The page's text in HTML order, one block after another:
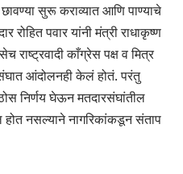
छावण्या सुरू कराव्यात आणि पाण्याचे
पवार यांनी मंत्री राधाकृष्ण
राष्ट्रवादी काँग्रेस पक्ष व मित्र
आंदोलनही केलं होतं. परंतु
निर्णय घेऊन मतदारसंघांतील
होत नसल्याने नागरिकांकडून संताप